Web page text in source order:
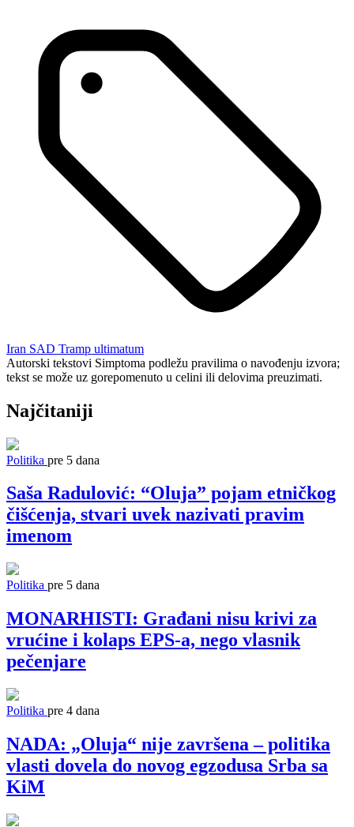
Iran SAD Tramp ultimatum
Autorski tekstovi Simptoma podležu pravilima o navođenju izvora;
tekst se može uz gorepomenuto u celini ili delovima preuzimati.
Najčitaniji
Politika pre 5 dana
Saša Radulović: “Oluja” pojam etničkog
čišćenja, stvari uvek nazivati pravim
imenom
Politika pre 5 dana
MONARHISTI: Građani nisu krivi za
vrućine i kolaps EPS-a, nego vlasnik
pečenjare
Politika pre 4 dana
NADA: „Oluja“ nije završena – politika
vlasti dovela do novog egzodusa Srba sa
KiM